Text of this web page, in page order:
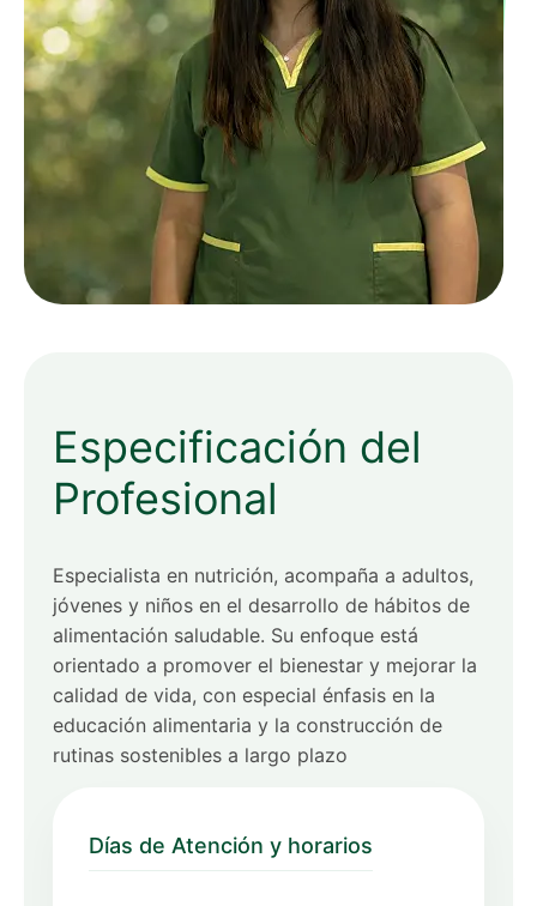
Especificación del
Profesional
Especialista en nutrición, acompaña a adultos,
jóvenes y niños en el desarrollo de hábitos de
alimentación saludable. Su enfoque está
orientado a promover el bienestar y mejorar la
calidad de vida, con especial énfasis en la
educación alimentaria y la construcción de
rutinas sostenibles a largo plazo
Días de Atención y horarios